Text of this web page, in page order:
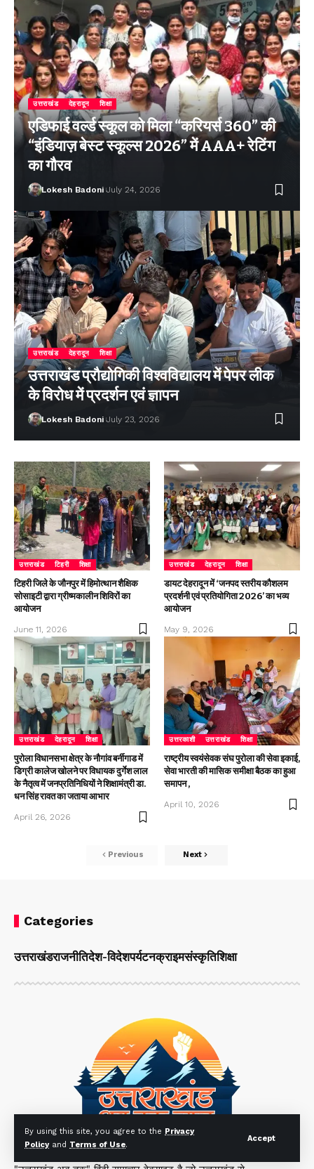
By using this site, you agree to the Privacy
Policyand Terms of Use.
Accept
उत्तराखंड देहरादून शिक्षा
एडिफाई वर्ल्ड स्कूल को मिला “करियर्स 360” की
“इंडियाज़ बेस्ट स्कूल्स 2026” में AAA+ रेटिंग
का गौरव
Lokesh Badoni July 24, 2026
उत्तराखंड देहरादून शिक्षा
उत्तराखंड प्रौद्योगिकी विश्वविद्यालय में पेपर लीक
के विरोध में प्रदर्शन एवं ज्ञापन
Lokesh Badoni July 23, 2026
उत्तराखंड टिहरी शिक्षा
टिहरी जिले के जौनपुर में हिमोत्थान शैक्षिक
सोसाइटी द्वारा ग्रीष्मकालीन शिविरों का
आयोजन
June 11, 2026
उत्तराखंड देहरादून शिक्षा
डायट देहरादून में ‘जनपद स्तरीय कौशलम
प्रदर्शनी एवं प्रतियोगिता 2026’ का भव्य
आयोजन
May 9, 2026
उत्तराखंड देहरादून शिक्षा
पुरोला विधानसभा क्षेत्र के नौगांव बर्नीगाड में
डिग्री कालेज खोलने पर विधायक दुर्गेश लाल
के नैतृत्व में जनप्रतिनिधियों ने शिक्षामंत्री डा.
धन सिंह रावत का जताया आभार
April 26, 2026
उत्तरकाशी उत्तराखंड शिक्षा
राष्ट्रीय स्वयंसेवक संघ पुरोला की सेवा इकाई,
सेवा भारती की मासिक समीक्षा बैठक का हुआ
समापन ,
April 10, 2026
Previous Next
Categories
उत्तराखंडराजनीतिदेश-विदेशपर्यटनक्राइमसंस्कृतिशिक्षा